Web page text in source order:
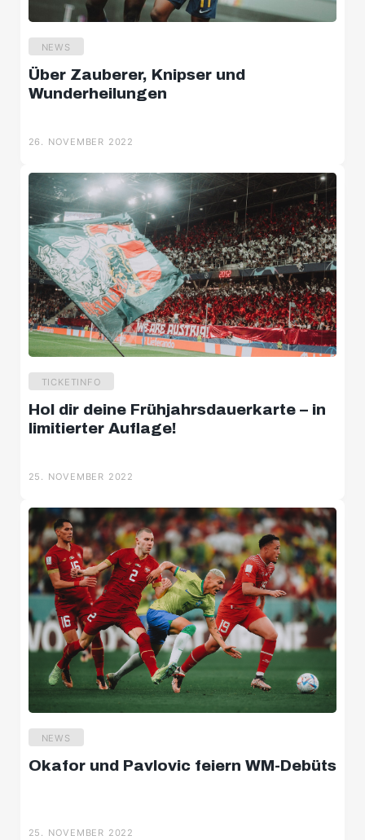
NEWS
Über Zauberer, Knipser und
Wunderheilungen
26. NOVEMBER 2022
TICKETINFO
Hol dir deine Frühjahrsdauerkarte – in
limitierter Auflage!
25. NOVEMBER 2022
NEWS
Okafor und Pavlovic feiern WM-Debüts
25. NOVEMBER 2022